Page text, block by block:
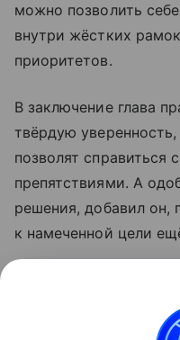
можно позволить
внутри жёстких
приоритетов.
В заключение глава
твёрдую
позволят
препятствиями. А
решения, добавил он,
к намеченной цели
в условиях